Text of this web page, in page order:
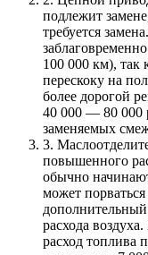
подлежит
требуется
100 000 км), так
перескоку на
более дорогой
40 000 — 80 000
заменяемых
3.
повышенного
обычно
может
дополнительный
расхода
расход топлива